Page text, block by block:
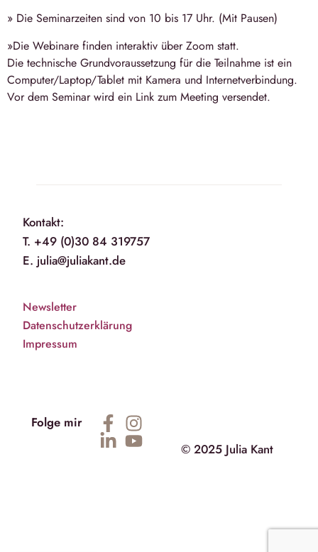
» Die Seminarzeiten sind von 10 bis 17 Uhr. (Mit Pausen)
»Die Webinare finden interaktiv über Zoom statt.
Die technische Grundvoraussetzung für die Teilnahme ist ein
Computer/Laptop/Tablet mit Kamera und Internetverbindung.
Vor dem Seminar wird ein Link zum Meeting versendet.
Kontakt:
T. +49 (0)30 84 319757
E. julia@juliakant.de
Newsletter
Datenschutzerklärung
Impressum
Folge mir
© 2025 Julia Kant